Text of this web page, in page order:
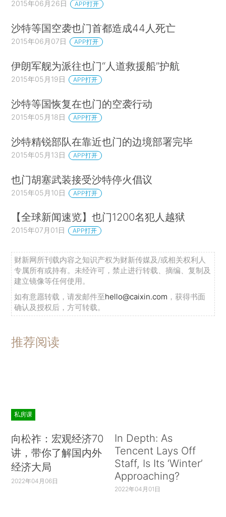
2015年06月26日 APP打开
沙特等国空袭也门首都造成44人死亡
2015年06月07日 APP打开
伊朗军舰为派往也门“人道救援船”护航
2015年05月19日 APP打开
沙特等国恢复在也门的空袭行动
2015年05月18日 APP打开
沙特精锐部队在靠近也门的边境部署完毕
2015年05月13日 APP打开
也门胡塞武装接受沙特停火倡议
2015年05月10日 APP打开
【全球新闻速览】也门1200名犯人越狱
2015年07月01日 APP打开
财新网所刊载内容之知识产权为财新传媒及/或相关权利人
专属所有或持有。未经许可，禁止进行转载、摘编、复制及
建立镜像等任何使用。
如有意愿转载，请发邮件至hello@caixin.com ，获得书面
确认及授权后，方可转载。
推荐阅读
私房课
向松祚：宏观经济70
讲，带你了解国内外
经济大局
2022年04月06日
In Depth: As
Tencent Lays Off
Staff, Is Its ‘Winter’
Approaching?
2022年04月01日